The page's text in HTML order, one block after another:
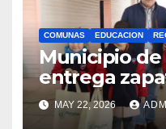
COMUNAS EDUCACION
Municipio
entrega
estudiantes
Royalty
MAY 22, 2026